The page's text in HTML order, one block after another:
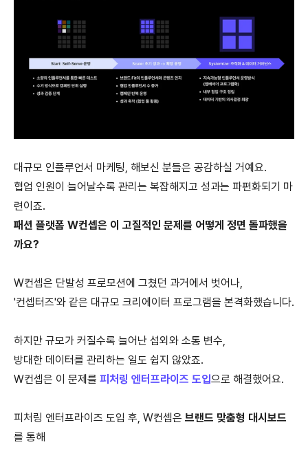
대규모 인플루언서 마케팅, 해보신 분들은 공감하실 거예요.
협업 인원이 늘어날수록 관리는 복잡해지고 성과는 파편화되기 마
련이죠.
패션 플랫폼 W컨셉은 이 고질적인 문제를 어떻게 정면 돌파했을
까요?
W컨셉은 단발성 프로모션에 그쳤던 과거에서 벗어나,
'컨셉터즈'와 같은 대규모 크리에이터 프로그램을 본격화했습니다.
하지만 규모가 커질수록 늘어난 섭외와 소통 변수,
방대한 데이터를 관리하는 일도 쉽지 않았죠.
W컨셉은 이 문제를 피처링 엔터프라이즈 도입으로 해결했어요.
피처링 엔터프라이즈 도입 후, W컨셉은 브랜드 맞춤형 대시보드
를 통해